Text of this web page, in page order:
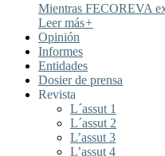
Mientras FECOREVA
Leer más+
Opinión
Informes
Entidades
Dosier de prensa
Revista
L´assut 1
L´assut 2
L’assut 3
L’assut 4